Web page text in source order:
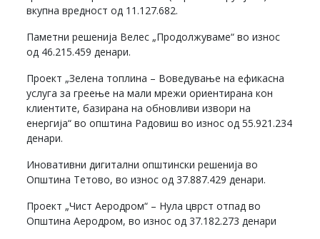
вкупна вредност од 11.127.682.
Паметни решенија Велес „Продолжуваме“ во износ
од 46.215.459 денари.
Проект „Зелена топлина – Воведување на ефикасна
услуга за греење на мали мрежи ориентирана кон
клиентите, базирана на обновливи извори на
енергија“ во општина Радовиш во износ од 55.921.234
денари.
Иновативни дигитални општински решенија во
Општина Тетово, во износ од 37.887.429 денари.
Проект „Чист Аеродром“ – Нула цврст отпад во
Општина Аеродром, во износ од 37.182.273 денари